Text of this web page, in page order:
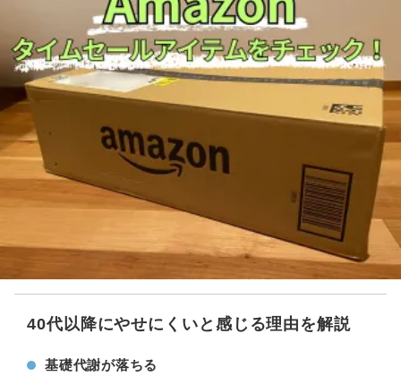
40代以降にやせにくいと感じる理由を解説
基礎代謝が落ちる